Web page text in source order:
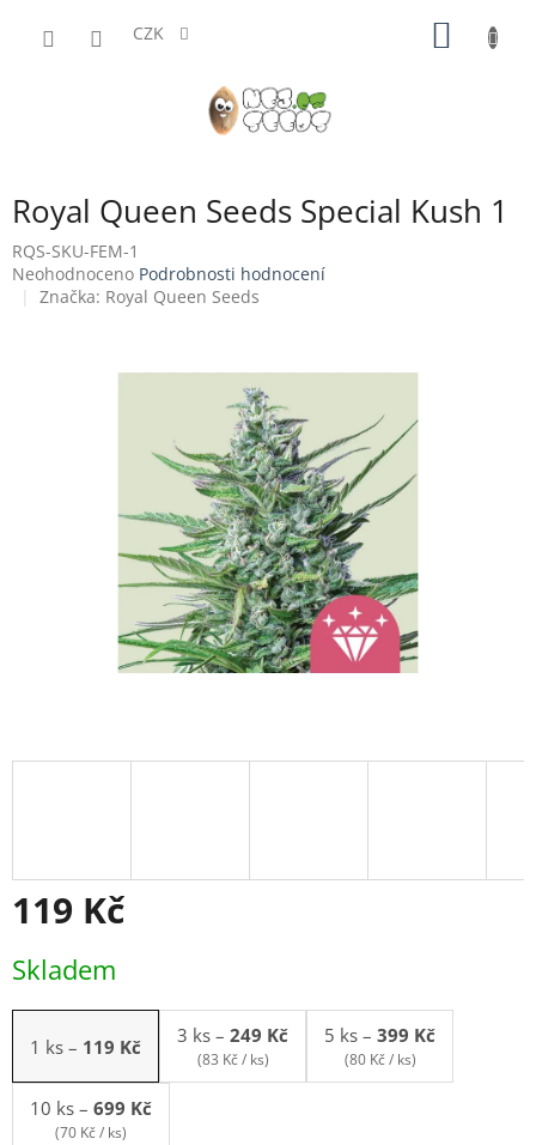
CZK
Royal Queen Seeds Special Kush 1
RQS-SKU-FEM-1
Průměrné
hodnocení
Neohodnoceno Podrobnosti hodnocení
Značka: Royal Queen Seeds
119 Kč
cena:
Skladem
1 ks – 119 Kč 3 ks – 249 Kč
(83 Kč / ks)
5 ks – 399 Kč
(80 Kč / ks)
10 ks – 699 Kč
(70 Kč / ks)